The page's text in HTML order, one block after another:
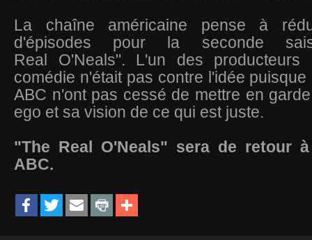
La chaîne américaine pense à
d'épisodes pour la seconde
Real O'Neals". L'un des
comédie n'était pas contre l'idée
ABC n'ont pas cessé de mettre en
ego et sa vision de ce qui est juste.
"The Real O'Neals" sera de retour
ABC.